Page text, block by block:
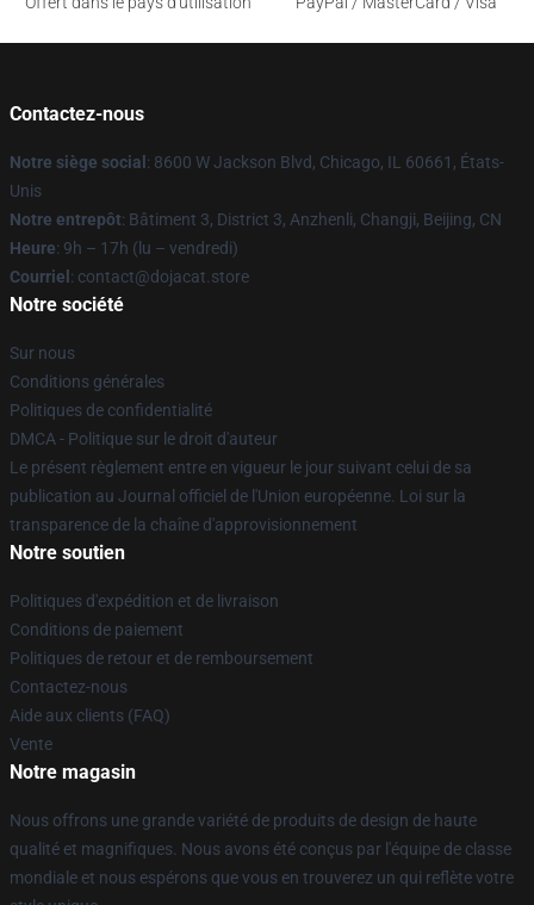
Contactez-nous
Notre siège social : 8600 W Jackson Blvd, Chicago, IL 60661, États-
Unis
Notre entrepôt: Bâtiment 3, District 3, Anzhenli, Changji, Beijing, CN
Heure: 9h – 17h (lu – vendredi)
Courriel : contact@dojacat.store
Notre société
Sur nous
Conditions générales
Politiques de confidentialité
DMCA - Politique sur le droit d'auteur
Le présent règlement entre en vigueur le jour suivant celui de sa
publication au Journal officiel de l'Union européenne. Loi sur la
transparence de la chaîne d'approvisionnement
Notre soutien
Politiques d'expédition et de livraison
Conditions de paiement
Politiques de retour et de remboursement
Contactez-nous
Aide aux clients (FAQ)
Vente
Notre magasin
Nous offrons une grande variété de produits de design de haute
qualité et magnifiques. Nous avons été conçus par l'équipe de classe
mondiale et nous espérons que vous en trouverez un qui reflète votre